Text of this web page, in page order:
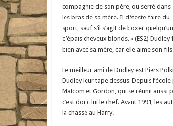
compagnie de son père, ou serré dans
les bras de sa mère. Il déteste faire du
sport, sauf s’il s’agit de boxer
d’épais cheveux blonds. » (ES2)
bien avec sa mère, car elle aime son
Le meilleur ami de Dudley est Piers
Dudley leur tape dessus. Depuis
Malcom et Gordon, qui se réunit aussi
c’est donc lui le chef. Avant 1991, les
la chasse au Harry.